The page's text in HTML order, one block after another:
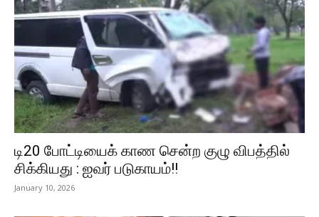
டி20 போட்டியைக் காண சென்ற குழு விபத்தில்
சிக்கியது : ஐவர் படுகாயம்!!
January 10, 2026